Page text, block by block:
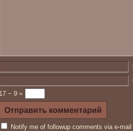
17 − 9 =
Notify me of followup comments via e-mail